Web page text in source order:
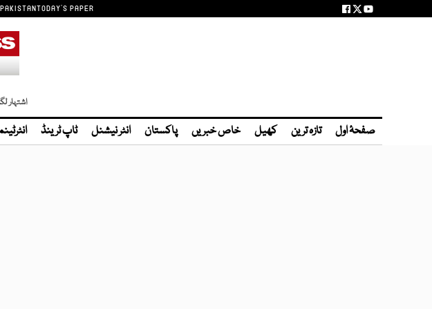
TODAY'S PAPER
اشتہار
صفحۂ اول تازہ ترین کھیل خاص خبریں پاکستان انٹر نیشنل ٹاپ ٹرینڈ